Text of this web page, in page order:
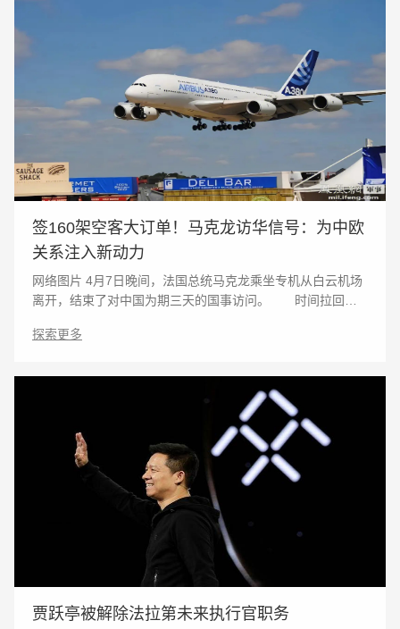
签160架空客大订单！马克龙访华信号：为中欧
关系注入新动力
网络图片 4月7日晚间，法国总统马克龙乘坐专机从白云机场
离开，结束了对中国为期三天的国事访问。 时间拉回三
人的商业代表团抵达首都国际机场，时隔三年
探索更多
贾跃亭被解除法拉第未来执行官职务